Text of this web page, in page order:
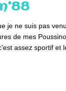
je ne suis pas
de mes
assez sportif et